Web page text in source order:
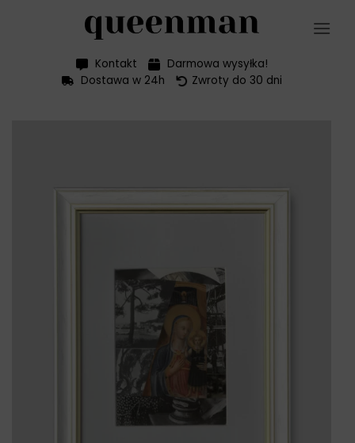
Kontakt
Darmowa wysyłka!
Dostawa w 24h
Zwroty do 30 dni